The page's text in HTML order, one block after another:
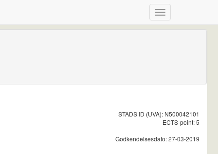
STADS ID (UVA): N500042101
ECTS-point: 5
Godkendelsesdato: 27-03-2019